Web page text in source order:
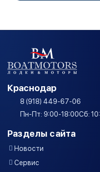
Краснодар
8 (918) 449-67-06
Пн-Пт: 9:00-18:00Сб:
Разделы сайта
Новости
Сервис